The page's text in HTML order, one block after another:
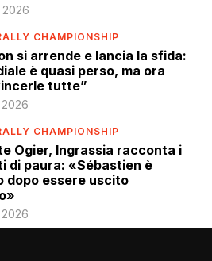
CHAMPIONSHIP
si arrende e lancia la sfida:
è quasi perso, ma ora
tutte”
CHAMPIONSHIP
Ogier, Ingrassia racconta i
di paura: «Sébastien è
dopo essere uscito